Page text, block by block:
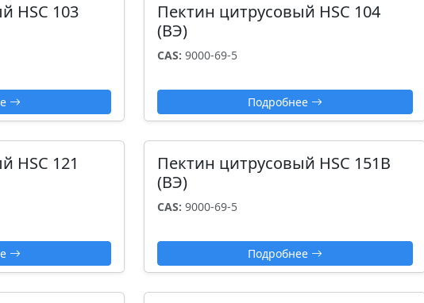
HSC 103
Пектин цитрусовый HSC 104
(ВЭ)
CAS: 9000-69-5
Подробнее
HSC 121
Пектин цитрусовый HSC 151B
(ВЭ)
CAS: 9000-69-5
Подробнее